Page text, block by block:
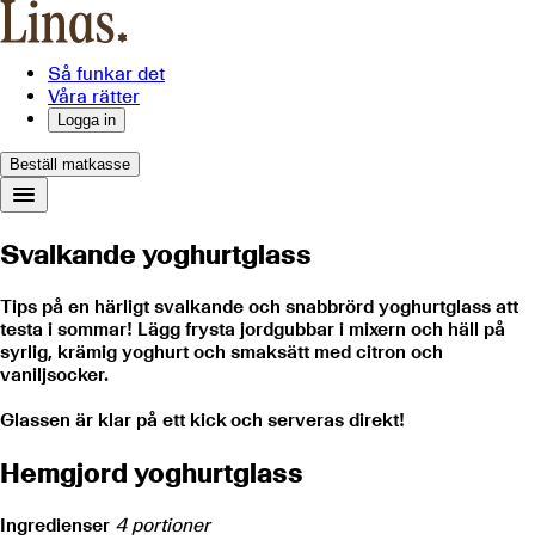
Så funkar det
Våra rätter
Logga in
Beställ matkasse
Svalkande yoghurtglass
Tips på en härligt svalkande och snabbrörd yoghurtglass att
testa i sommar! Lägg frysta jordgubbar i mixern och häll på
syrlig, krämig yoghurt och smaksätt med citron och
vaniljsocker.
Glassen är klar på ett kick och serveras direkt!
Hemgjord yoghurtglass
Ingredienser 4 portioner